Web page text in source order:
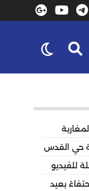
حي القدس
للفيديو
بعيد